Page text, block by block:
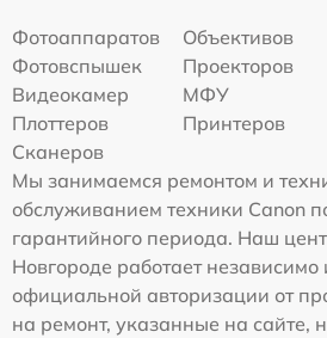
Фотоаппаратов
Объективов
Фотовспышек
Проекторов
Видеокамер
МФУ
Плоттеров
Принтеров
Сканеров
Мы занимаемся ремонтом и
обслуживанием техники Canon
гарантийного периода. Наш
Новгороде работает независимо
официальной авторизации от
на ремонт, указанные на сайте,